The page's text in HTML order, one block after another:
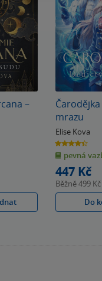
–
mrazu
Elise Kova
4.4
z
5
hvězdiček
pevná
447 Kč
Běžně499 Kč
Do